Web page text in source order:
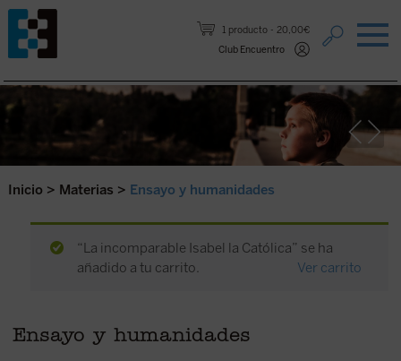
1 producto
20,00€
Club Encuentro
Saltar al contenido.
Inicio > Materias > Ensayo y humanidades
“La incomparable Isabel la Católica” se ha
añadido a tu carrito.
Ver carrito
Ensayo y humanidades